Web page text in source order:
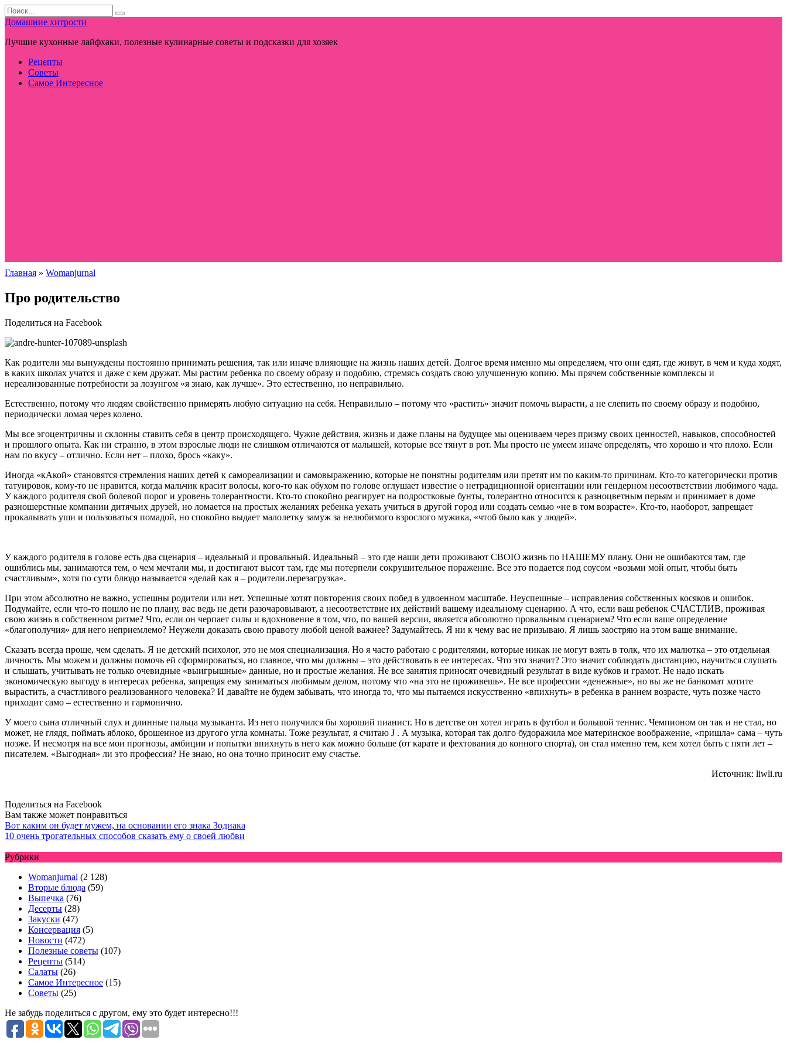
Перейти
к
контенту
Search
for:
Домашние хитрости
Лучшие кухонные лайфхаки, полезные кулинарные советы и подсказки для хозяек
Рецепты
Советы
Самое Интересное
Главная » Womanjurnal
Про родительство
Поделиться на Facebook
Как родители мы вынуждены постоянно принимать решения, так или иначе влияющие на жизнь наших детей. Долгое время именно мы определяем, что они едят, где живут, в чем и куда ходят,
в каких школах учатся и даже с кем дружат. Мы растим ребенка по своему образу и подобию, стремясь создать свою улучшенную копию. Мы прячем собственные комплексы и
нереализованные потребности за лозунгом «я знаю, как лучше». Это естественно, но неправильно.
Естественно, потому что людям свойственно примерять любую ситуацию на себя. Неправильно – потому что «растить» значит помочь вырасти, а не слепить по своему образу и подобию,
периодически ломая через колено.
Мы все эгоцентричны и склонны ставить себя в центр происходящего. Чужие действия, жизнь и даже планы на будущее мы оцениваем через призму своих ценностей, навыков, способностей
и прошлого опыта. Как ни странно, в этом взрослые люди не слишком отличаются от малышей, которые все тянут в рот. Мы просто не умеем иначе определять, что хорошо и что плохо. Если
нам по вкусу – отлично. Если нет – плохо, брось «каку».
Иногда «кАкой» становятся стремления наших детей к самореализации и самовыражению, которые не понятны родителям или претят им по каким-то причинам. Кто-то категорически против
татуировок, кому-то не нравится, когда мальчик красит волосы, кого-то как обухом по голове оглушает известие о нетрадиционной ориентации или гендерном несоответствии любимого чада.
У каждого родителя свой болевой порог и уровень толерантности. Кто-то спокойно реагирует на подростковые бунты, толерантно относится к разноцветным перьям и принимает в доме
разношерстные компании дитячьих друзей, но ломается на простых желаниях ребенка уехать учиться в другой город или создать семью «не в том возрасте». Кто-то, наоборот, запрещает
прокалывать уши и пользоваться помадой, но спокойно выдает малолетку замуж за нелюбимого взрослого мужика, «чтоб было как у людей».
У каждого родителя в голове есть два сценария – идеальный и провальный. Идеальный – это где наши дети проживают СВОЮ жизнь по НАШЕМУ плану. Они не ошибаются там, где
ошиблись мы, занимаются тем, о чем мечтали мы, и достигают высот там, где мы потерпели сокрушительное поражение. Все это подается под соусом «возьми мой опыт, чтобы быть
счастливым», хотя по сути блюдо называется «делай как я – родители.перезагрузка».
При этом абсолютно не важно, успешны родители или нет. Успешные хотят повторения своих побед в удвоенном масштабе. Неуспешные – исправления собственных косяков и ошибок.
Подумайте, если что-то пошло не по плану, вас ведь не дети разочаровывают, а несоответствие их действий вашему идеальному сценарию. А что, если ваш ребенок СЧАСТЛИВ, проживая
свою жизнь в собственном ритме? Что, если он черпает силы и вдохновение в том, что, по вашей версии, является абсолютно провальным сценарием? Что если ваше определение
«благополучия» для него неприемлемо? Неужели доказать свою правоту любой ценой важнее? Задумайтесь. Я ни к чему вас не призываю. Я лишь заостряю на этом ваше внимание.
Сказать всегда проще, чем сделать. Я не детский психолог, это не моя специализация. Но я часто работаю с родителями, которые никак не могут взять в толк, что их малютка – это отдельная
личность. Мы можем и должны помочь ей сформироваться, но главное, что мы должны – это действовать в ее интересах. Что это значит? Это значит соблюдать дистанцию, научиться слушать
и слышать, учитывать не только очевидные «выигрышные» данные, но и простые желания. Не все занятия приносят очевидный результат в виде кубков и грамот. Не надо искать
экономическую выгоду в интересах ребенка, запрещая ему заниматься любимым делом, потому что «на это не проживешь». Не все профессии «денежные», но вы же не банкомат хотите
вырастить, а счастливого реализованного человека? И давайте не будем забывать, что иногда то, что мы пытаемся искусственно «впихнуть» в ребенка в раннем возрасте, чуть позже часто
приходит само – естественно и гармонично.
У моего сына отличный слух и длинные пальца музыканта. Из него получился бы хороший пианист. Но в детстве он хотел играть в футбол и большой теннис. Чемпионом он так и не стал, но
может, не глядя, поймать яблоко, брошенное из другого угла комнаты. Тоже результат, я считаю J . А музыка, которая так долго будоражила мое материнское воображение, «пришла» сама – чуть
позже. И несмотря на все мои прогнозы, амбиции и попытки впихнуть в него как можно больше (от карате и фехтования до конного спорта), он стал именно тем, кем хотел быть с пяти лет –
писателем. «Выгодная» ли это профессия? Не знаю, но она точно приносит ему счастье.
Источник: liwli.ru
Поделиться на Facebook
Вам также может понравиться
Вот каким он будет мужем, на основании его знака Зодиака
10 очень трогательных способов сказать ему о своей любви
Рубрики
Womanjurnal (2 128)
Вторые блюда (59)
Выпечка (76)
Десерты (28)
Закуски (47)
Консервация (5)
Новости (472)
Полезные советы (107)
Рецепты (514)
Салаты (26)
Самое Интересное (15)
Советы (25)
Не забудь поделиться с другом, ему это будет интересно!!!